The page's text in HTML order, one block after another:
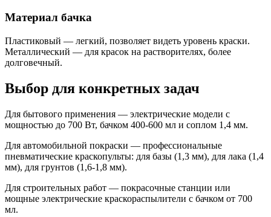
Материал бачка
Пластиковый — легкий, позволяет видеть уровень краски.
Металлический — для красок на растворителях, более
долговечный.
Выбор для конкретных задач
Для бытового применения — электрические модели с
мощностью до 700 Вт, бачком 400-600 мл и соплом 1,4 мм.
Для автомобильной покраски — профессиональные
пневматические краскопульты: для базы (1,3 мм), для лака (1,4
мм), для грунтов (1,6-1,8 мм).
Для строительных работ — покрасочные станции или
мощные электрические краскораспылители с бачком от 700
мл.